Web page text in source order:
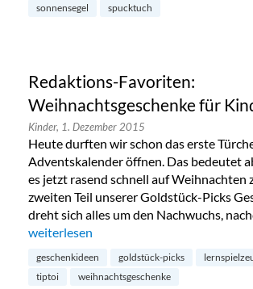
sonnensegel
spucktuch
Redaktions-Favoriten:
Weihnachtsgeschenke für
Kinder, 1. Dezember 2015
Heute durften wir schon das erste
Adventskalender öffnen. Das bedeutet
es jetzt rasend schnell auf Weihnachten
zweiten Teil unserer Goldstück-Picks
dreht sich alles um den Nachwuchs,
„Redaktions-Favoriten:
weiterlesen
geschenkideen goldstück-picks
tiptoi
weihnachtsgeschenke